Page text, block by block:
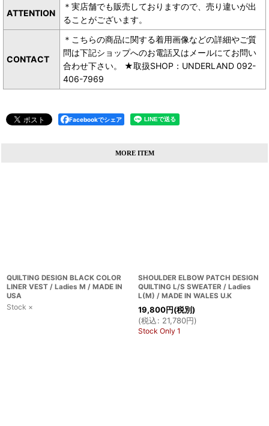
ATTENTION
＊実店舗でも販売しておりますので、売り違いが出
ることがございます。
CONTACT
＊こちらの商品に関する着用画像などの詳細やご質
問は下記ショップへのお電話又はメールにてお問い
合わせ下さい。 ★取扱SHOP：UNDERLAND 092-
406-7969
Facebookでシェア
MORE ITEM
QUILTING DESIGN BLACK COLOR
LINER VEST / Ladies M / MADE IN
USA
Stock ×
SHOULDER ELBOW PATCH DESIGN
QUILTING L/S SWEATER / Ladies
L(M) / MADE IN WALES U.K
19,800円(税別)
(税込: 21,780円)
Stock Only 1